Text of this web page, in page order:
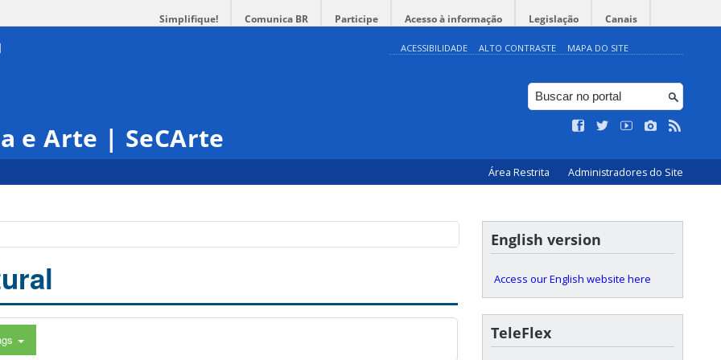
Simplifique! Comunica BR Participe Acesso à informação Legislação Canais
ACESSIBILIDADE ALTO CONTRASTE MAPA DO SITE
e Arte | SeCArte
Área Restrita Administradores do Site
English version
Access our English website here
TeleFlex